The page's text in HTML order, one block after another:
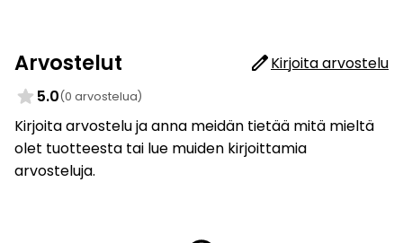
Arvostelut
Kirjoita arvostelu
5.0(0 arvostelua)
Kirjoita arvostelu ja anna meidän tietää mitä mieltä
olet tuotteesta tai lue muiden kirjoittamia
arvosteluja.